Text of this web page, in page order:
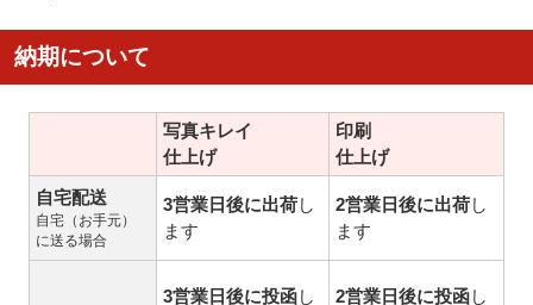
納期について
写真キレイ
仕上げ
印刷
仕上げ
自宅配送
自宅（お手元）
に送る場合
3営業日後に出荷し
ます
2営業日後に出荷し
ます
3営業日後に投函し
2営業日後に投函し